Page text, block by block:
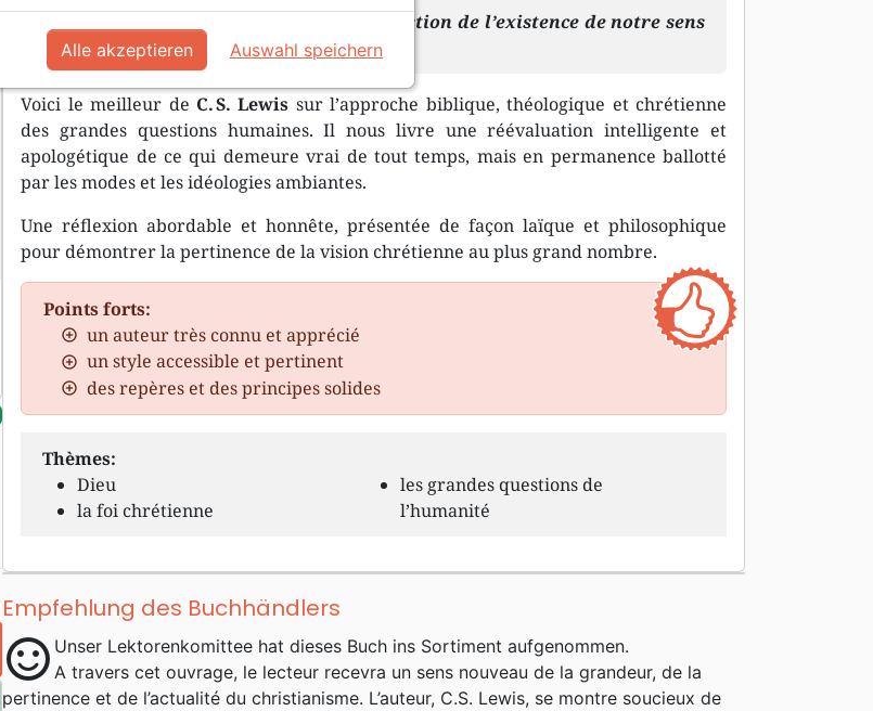
Dieu est la conclusion logique à la question de l’existence de notre sens
moral et éthique
Voici le meilleur de C. S. Lewis sur l’approche biblique, théologique et chrétienne
des grandes questions humaines. Il nous livre une réévaluation intelligente et
apologétique de ce qui demeure vrai de tout temps, mais en permanence ballotté
par les modes et les idéologies ambiantes.
Une réflexion abordable et honnête, présentée de façon laïque et philosophique
pour démontrer la pertinence de la vision chrétienne au plus grand nombre.
Points forts:
un auteur très connu et apprécié
un style accessible et pertinent
des repères et des principes solides
Thèmes:
Dieu
la foi chrétienne
les grandes questions de
l’humanité
Empfehlung des Buchhändlers
sentiment_satisfied Unser Lektorenkomittee hat dieses Buch ins Sortiment aufgenommen.
A travers cet ouvrage, le lecteur recevra un sens nouveau de la grandeur, de la
pertinence et de l’actualité du christianisme. L’auteur, C.S. Lewis, se montre soucieux de
Alle akzeptieren Auswahl speichern